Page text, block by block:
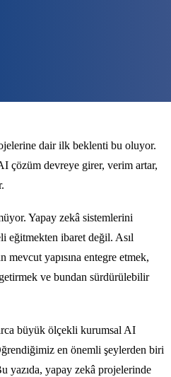
dair ilk beklenti bu oluyor.
çözüm devreye girer, verim artar,
Yapay zekâ sistemlerini
eğitmekten ibaret değil. Asıl
yapısına entegre etmek,
ve bundan sürdürülebilir
büyük ölçekli kurumsal AI
en önemli şeylerden biri
yazıda, yapay zekâ projelerinde